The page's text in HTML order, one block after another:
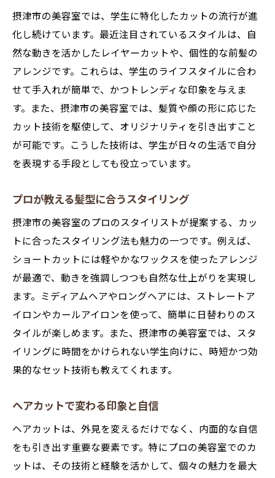
摂津市の美容室では、学生に特化したカットの流行が進
化し続けています。最近注目されているスタイルは、自
然な動きを活かしたレイヤーカットや、個性的な前髪の
アレンジです。これらは、学生のライフスタイルに合わ
せて手入れが簡単で、かつトレンディな印象を与えま
す。また、摂津市の美容室では、髪質や顔の形に応じた
カット技術を駆使して、オリジナリティを引き出すこと
が可能です。こうした技術は、学生が日々の生活で自分
を表現する手段としても役立っています。
プロが教える髪型に合うスタイリング
摂津市の美容室のプロのスタイリストが提案する、カッ
トに合ったスタイリング法も魅力の一つです。例えば、
ショートカットには軽やかなワックスを使ったアレンジ
が最適で、動きを強調しつつも自然な仕上がりを実現し
ます。ミディアムヘアやロングヘアには、ストレートア
イロンやカールアイロンを使って、簡単に日替わりのス
タイルが楽しめます。また、摂津市の美容室では、スタ
イリングに時間をかけられない学生向けに、時短かつ効
果的なセット技術も教えてくれます。
ヘアカットで変わる印象と自信
ヘアカットは、外見を変えるだけでなく、内面的な自信
をも引き出す重要な要素です。特にプロの美容室でのカ
ットは、その技術と経験を活かして、個々の魅力を最大